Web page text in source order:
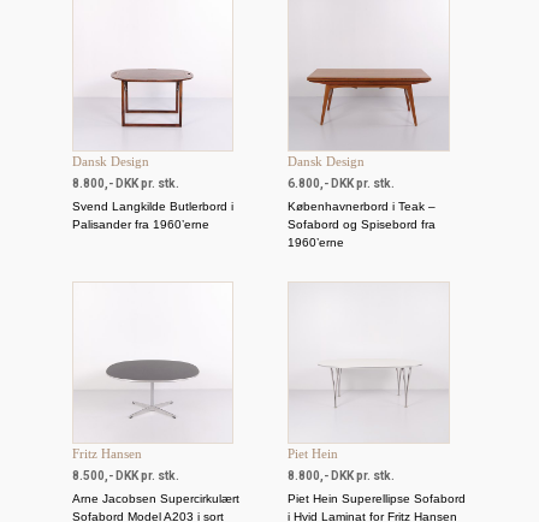
Dansk Design
8.800,- DKK pr. stk.
Svend Langkilde Butlerbord i
Palisander fra 1960’erne
Dansk Design
6.800,- DKK pr. stk.
Københavnerbord i Teak –
Sofabord og Spisebord fra
1960’erne
Fritz Hansen
8.500,- DKK pr. stk.
Arne Jacobsen Supercirkulært
Sofabord Model A203 i sort
Piet Hein
8.800,- DKK pr. stk.
Piet Hein Superellipse Sofabord
i Hvid Laminat for Fritz Hansen